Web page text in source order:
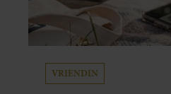
VRIENDIN